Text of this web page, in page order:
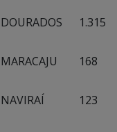
DOURADOS 1.315
MARACAJU 168
NAVIRAÍ 123